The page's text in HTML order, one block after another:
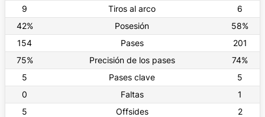
9
Tiros al arco
6
42% Posesión 58%
154
Pases
201
75% Precisión de los pases 74%
5
Pases clave
5
0
Faltas
1
5
Offsides
2